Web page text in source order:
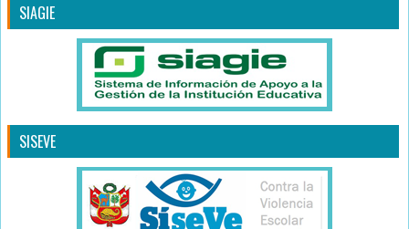
SIAGIE
SISEVE